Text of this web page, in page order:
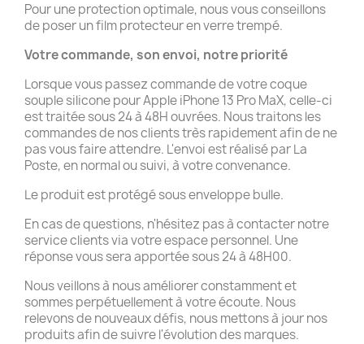
Pour une protection optimale, nous vous conseillons
de poser un film protecteur en verre trempé.
Votre commande, son envoi, notre priorité
Lorsque vous passez commande de votre coque
souple silicone pour Apple iPhone 13 Pro MaX, celle-ci
est traitée sous 24 à 48H ouvrées. Nous traitons les
commandes de nos clients très rapidement afin de ne
pas vous faire attendre. L'envoi est réalisé par La
Poste, en normal ou suivi, à votre convenance.
Le produit est protégé sous enveloppe bulle.
En cas de questions, n'hésitez pas à contacter notre
service clients via votre espace personnel. Une
réponse vous sera apportée sous 24 à 48H00.
Nous veillons à nous améliorer constamment et
sommes perpétuellement à votre écoute. Nous
relevons de nouveaux défis, nous mettons à jour nos
produits afin de suivre l'évolution des marques.